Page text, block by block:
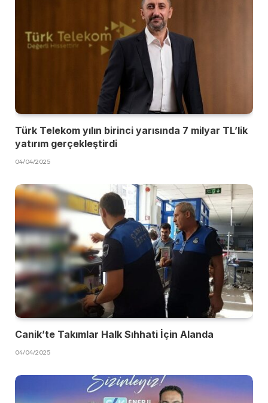
Türk Telekom yılın birinci yarısında 7 milyar TL’lik
yatırım gerçekleştirdi
04/04/2025
Canik’te Takımlar Halk Sıhhati İçin Alanda
04/04/2025